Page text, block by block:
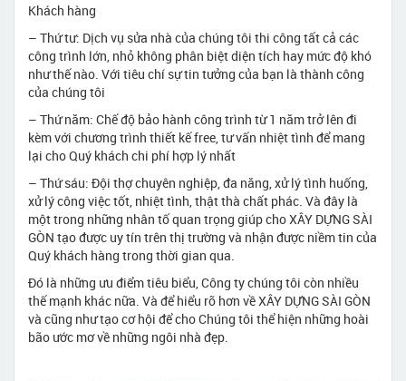
Khách hàng
– Thứ tư: Dịch vụ sửa nhà của chúng tôi thi công tất cả các
công trình lớn, nhỏ không phân biệt diện tích hay mức độ khó
như thế nào. Với tiêu chí sự tin tưởng của bạn là thành công
của chúng tôi
– Thứ năm: Chế độ bảo hành công trình từ 1 năm trở lên đi
kèm với chương trình thiết kế free, tư vấn nhiệt tình để mang
lại cho Quý khách chi phí hợp lý nhất
– Thứ sáu: Đội thợ chuyên nghiệp, đa năng, xử lý tình huống,
xử lý công việc tốt, nhiệt tình, thật thà chất phác. Và đây là
một trong những nhân tố quan trọng giúp cho XÂY DỰNG SÀI
GÒN tạo được uy tín trên thị trường và nhận được niềm tin của
Quý khách hàng trong thời gian qua.
Đó là những ưu điểm tiêu biểu, Công ty chúng tôi còn nhiều
thế mạnh khác nữa. Và để hiểu rõ hơn về XÂY DỰNG SÀI GÒN
và cũng như tạo cơ hội để cho Chúng tôi thể hiện những hoài
bão ước mơ về những ngôi nhà đẹp.